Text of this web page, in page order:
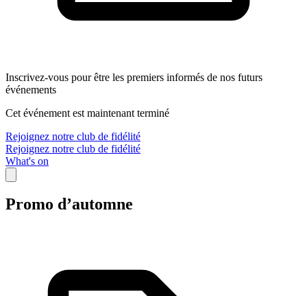
Inscrivez-vous pour être les premiers informés de nos futurs
événements
Cet événement est maintenant terminé
Rejoignez notre club de fidélité
Rejoignez notre club de fidélité
What's on
Promo d’automne